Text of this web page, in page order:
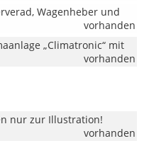
Wagenheber und
vorhanden
„Climatronic“ mit
vorhanden
nur zur Illustration!
vorhanden